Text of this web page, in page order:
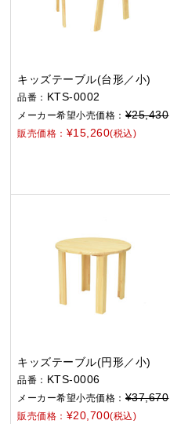
キッズテーブル(台形／小)
品番： KTS-0002
メーカー希望小売価格： ¥25,430
販売価格： ¥15,260(税込)
キッズテーブル(円形／小)
品番： KTS-0006
メーカー希望小売価格： ¥37,670
販売価格： ¥20,700(税込)